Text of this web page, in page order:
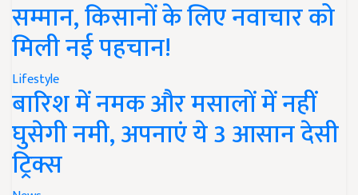
सम्मान, किसानों के लिए नवाचार को
मिली नई पहचान!
Lifestyle
बारिश में नमक और मसालों में नहीं
घुसेगी नमी, अपनाएं ये 3 आसान देसी
ट्रिक्स